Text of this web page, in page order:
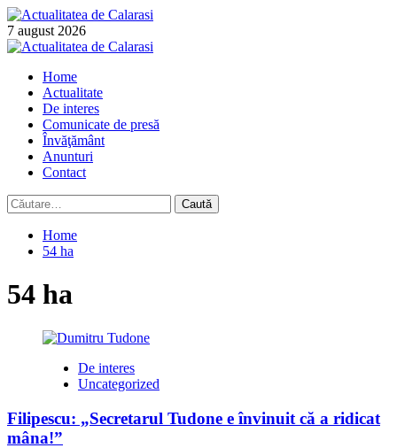
Skip
to
content
7 august 2026
Primary
Home
Actualitate
De interes
Comunicate de presă
Învăţământ
Anunturi
Contact
Caută
după:
Home
54 ha
54 ha
De interes
Uncategorized
Filipescu: „Secretarul Tudone e învinuit că a ridicat
mâna!”